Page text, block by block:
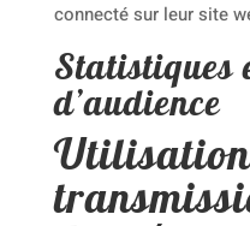
connecté sur leur site
Statistiques
d’audience